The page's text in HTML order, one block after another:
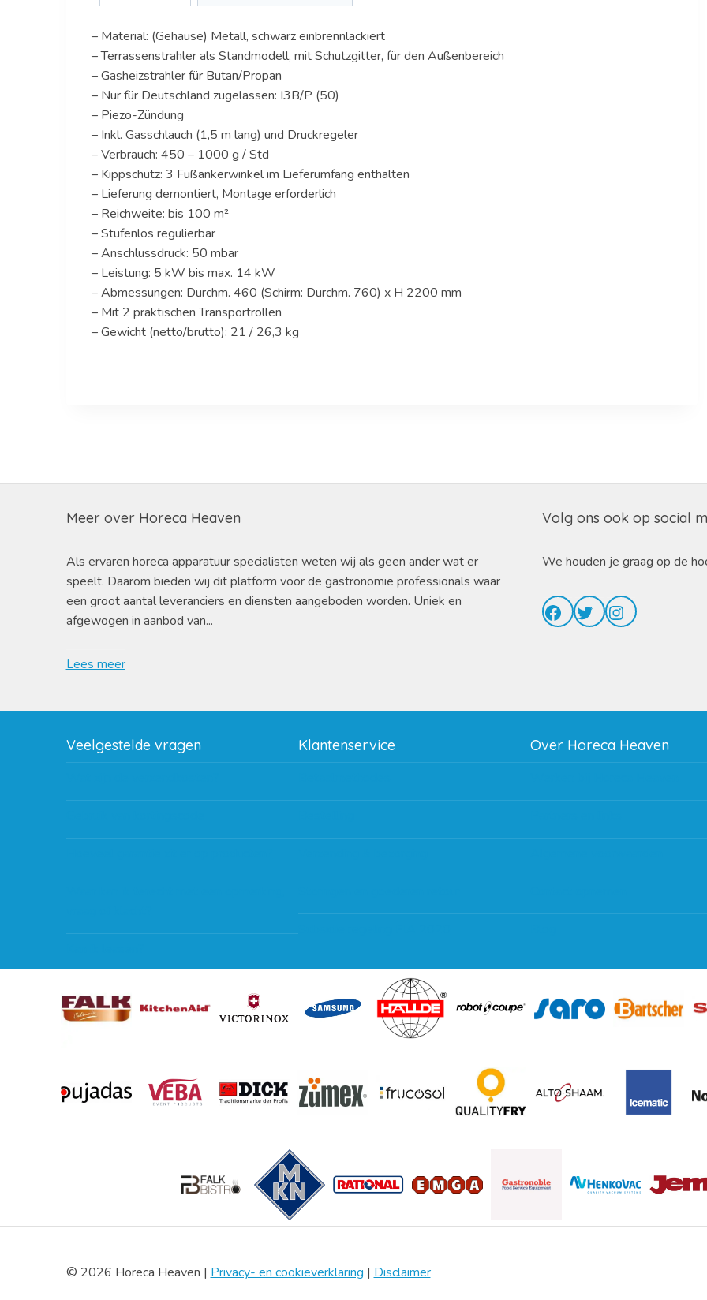
– Material: (Gehäuse) Metall, schwarz einbrennlackiert
– Terrassenstrahler als Standmodell, mit Schutzgitter, für den Außenbereich
– Gasheizstrahler für Butan/Propan
– Nur für Deutschland zugelassen: I3B/P (50)
– Piezo-Zündung
– Inkl. Gasschlauch (1,5 m lang) und Druckregeler
– Verbrauch: 450 – 1000 g / Std
– Kippschutz: 3 Fußankerwinkel im Lieferumfang enthalten
– Lieferung demontiert, Montage erforderlich
– Reichweite: bis 100 m²
– Stufenlos regulierbar
– Anschlussdruck: 50 mbar
– Leistung: 5 kW bis max. 14 kW
– Abmessungen: Durchm. 460 (Schirm: Durchm. 760) x H 2200 mm
– Mit 2 praktischen Transportrollen
– Gewicht (netto/brutto): 21 / 26,3 kg
Meer over Horeca Heaven
Als ervaren horeca apparatuur specialisten weten wij als geen ander wat er
speelt. Daarom bieden wij dit platform voor de gastronomie professionals waar
een groot aantal leveranciers en diensten aangeboden worden. Uniek en
afgewogen in aanbod van...
Lees meer
Volg ons ook op social
We houden je graag op de
Facebook
TwitterInstagram
Veelgestelde vragen Klantenservice
Subsidie regeling EIA 2020
Over Horeca Heaven
© 2026 Horeca Heaven | Privacy- en cookieverklaring | Disclaimer